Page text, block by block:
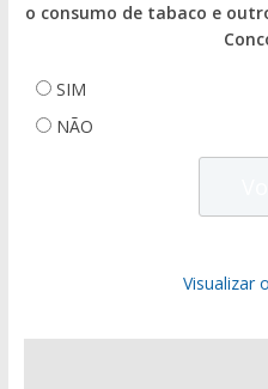
o consumo de tabaco e
SIM
NÃO
Visualizar